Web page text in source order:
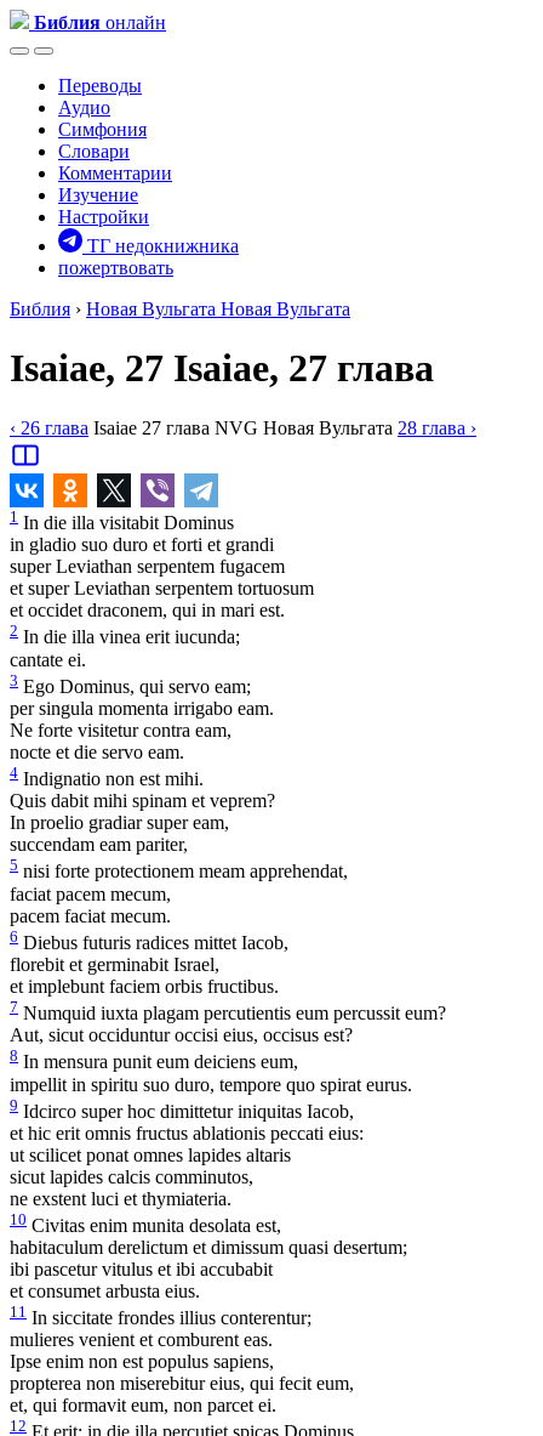
Библия онлайн
Переводы
Аудио
Симфония
Словари
Комментарии
Изучение
Настройки
ТГ недокнижника
пожертвовать
Библия › Новая Вульгата Новая Вульгата
Isaiae, 27 Isaiae, 27 глава
‹ 26 глава Isaiae 27 глава NVG Новая Вульгата 28 глава ›
1 In die illa visitabit Dominus
in gladio suo duro et forti et grandi
super Leviathan serpentem fugacem
et super Leviathan serpentem tortuosum
et occidet draconem, qui in mari est.
2 In die illa vinea erit iucunda;
cantate ei.
3 Ego Dominus, qui servo eam;
per singula momenta irrigabo eam.
Ne forte visitetur contra eam,
nocte et die servo eam.
4 Indignatio non est mihi.
Quis dabit mihi spinam et veprem?
In proelio gradiar super eam,
succendam eam pariter,
5 nisi forte protectionem meam apprehendat,
faciat pacem mecum,
pacem faciat mecum.
6 Diebus futuris radices mittet Iacob,
florebit et germinabit Israel,
et implebunt faciem orbis fructibus.
7 Numquid iuxta plagam percutientis eum percussit eum?
Aut, sicut occiduntur occisi eius, occisus est?
8 In mensura punit eum deiciens eum,
impellit in spiritu suo duro, tempore quo spirat eurus.
9 Idcirco super hoc dimittetur iniquitas Iacob,
et hic erit omnis fructus ablationis peccati eius:
ut scilicet ponat omnes lapides altaris
sicut lapides calcis comminutos,
ne exstent luci et thymiateria.
10 Civitas enim munita desolata est,
habitaculum derelictum et dimissum quasi desertum;
ibi pascetur vitulus et ibi accubabit
et consumet arbusta eius.
11 In siccitate frondes illius conterentur;
mulieres venient et comburent eas.
Ipse enim non est populus sapiens,
propterea non miserebitur eius, qui fecit eum,
et, qui formavit eum, non parcet ei.
12